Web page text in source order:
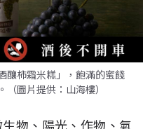
釀柿霜米糕」，飽滿的蜜餞
圖片提供：山海樓）